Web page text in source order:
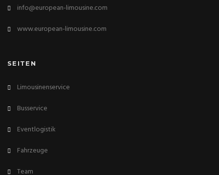
info@european-limousine.com
www.european-limousine.com
SEITEN
Limousinenservice
Busservice
Eventlogistik
Fahrzeuge
Team